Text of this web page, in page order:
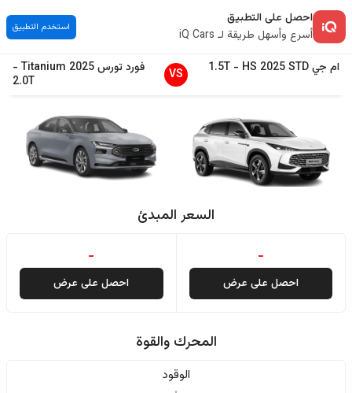
احصل على التطبيق
أسرع وأسهل طريقة لـ iQ Cars
استخدم التطبيق
ام جي HS 2025STD
-
1.5T
VS فوردتورس2025
Titanium
-
2.0T
السعر المبدئ
-
احصل على عرض
-
احصل على عرض
المحرك والقوة
الوقود